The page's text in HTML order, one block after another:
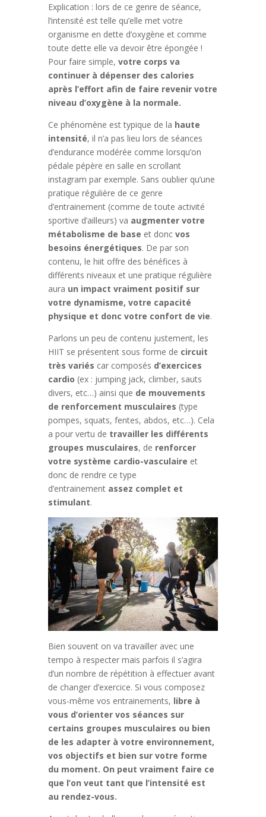
Explication : lors de ce genre de séance,
l’intensité est telle qu’elle met votre
organisme en dette d’oxygène et comme
toute dette elle va devoir être épongée !
Pour faire simple, votre corps va
continuer à dépenser des calories
après l’effort afin de faire revenir votre
niveau d’oxygène à la normale.
Ce phénomène est typique de la haute
intensité, il n’a pas lieu lors de séances
d’endurance modérée comme lorsqu’on
pédale pépère en salle en scrollant
instagram par exemple. Sans oublier qu’une
pratique régulière de ce genre
d’entrainement (comme de toute activité
sportive d’ailleurs) va augmenter votre
métabolisme de base et donc vos
besoins énergétiques. De par son
contenu, le hiit offre des bénéfices à
différents niveaux et une pratique régulière
aura un impact vraiment positif sur
votre dynamisme, votre capacité
physique et donc votre confort de vie.
Parlons un peu de contenu justement, les
HIIT se présentent sous forme de circuit
très variés car composés d’exercices
cardio (ex : jumping jack, climber, sauts
divers, etc…) ainsi que de mouvements
de renforcement musculaires (type
pompes, squats, fentes, abdos, etc…). Cela
a pour vertu de travailler les différents
groupes musculaires, de renforcer
votre système cardio-vasculaire et
donc de rendre ce type
d’entrainement assez complet et
stimulant.
Bien souvent on va travailler avec une
tempo à respecter mais parfois il s’agira
d’un nombre de répétition à effectuer avant
de changer d’exercice. Si vous composez
vous-même vos entrainements, libre à
vous d’orienter vos séances sur
certains groupes musculaires ou bien
de les adapter à votre environnement,
vos objectifs et bien sur votre forme
du moment. On peut vraiment faire ce
que l’on veut tant que l’intensité est
au rendez-vous.